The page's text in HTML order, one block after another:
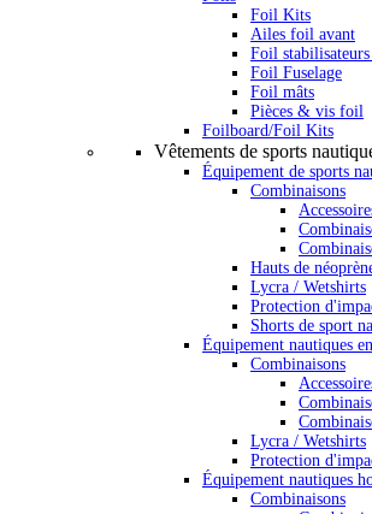
Foil Kits
Ailes foil avant
Foil
Foil Fuselage
Foil mâts
Pièces & vis foil
Foilboard/Foil Kits
Vêtements de sports
Équipement de sports
Combinaisons
Hauts de
Lycra / Wetshirts
Protection
Shorts de sport
Équipement nautiques
Combinaisons
Lycra / Wetshirts
Protection
Équipement nautiques
Combinaisons